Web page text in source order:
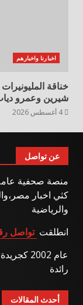
اخبارنا واخبارهم
خناقة
شيرين وعمرو دياب من 1000 جنيه
عن تواصل
منصة صحفية عامة
كثي اخبار
والرياضية
انطلقت تواصل
عام
رائدة
أحدث المقالات